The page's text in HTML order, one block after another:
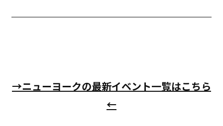
→ニューヨークの最新イベント一覧はこちら
←